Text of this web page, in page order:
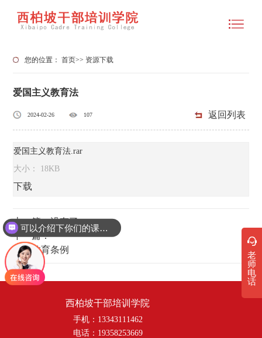
您的位置：首页>> 资源下载
爱国主义教育法
2024-02-26 107 返回列表
爱国主义教育法.rar
大小： 18KB
下载
上一篇：没有了
下一篇：
党史教育条例
西柏坡干部培训学院
手机：13343111462
电话：19358253669
老
师
电
话